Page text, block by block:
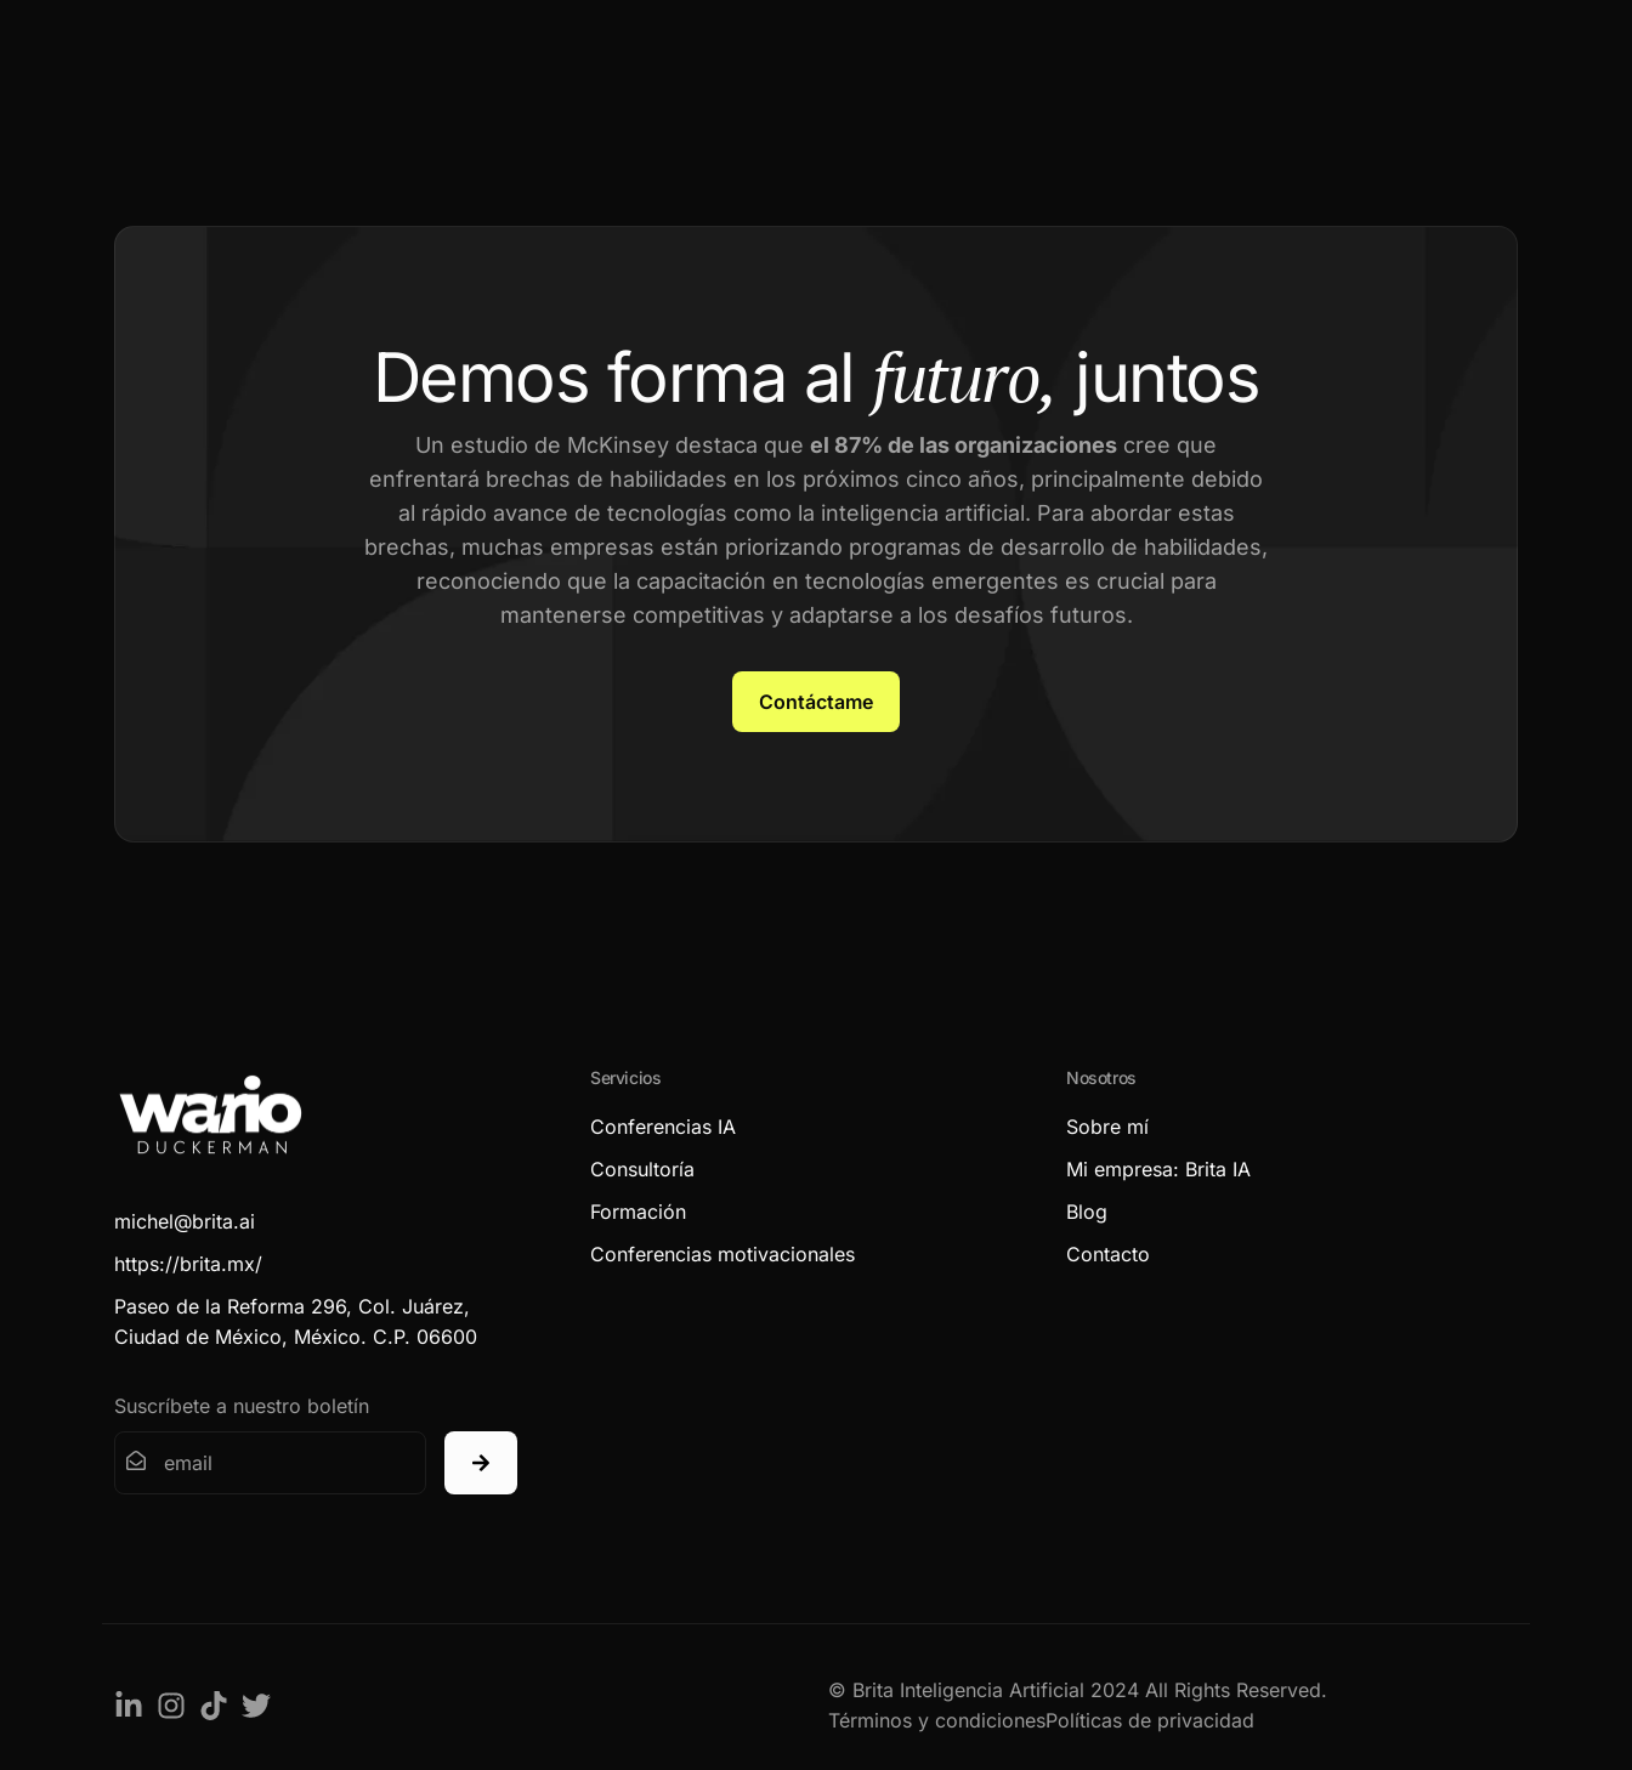
Demos forma al futuro, juntos
Un estudio de McKinsey destaca que el 87% de las organizaciones cree que
enfrentará brechas de habilidades en los próximos cinco años, principalmente debido
al rápido avance de tecnologías como la inteligencia artificial. Para abordar estas
brechas, muchas empresas están priorizando programas de desarrollo de habilidades,
reconociendo que la capacitación en tecnologías emergentes es crucial para
mantenerse competitivas y adaptarse a los desafíos futuros.
Contáctame
michel@brita.ai
https://brita.mx/
Paseo de la Reforma 296, Col. Juárez,
Ciudad de México, México. C.P. 06600
Suscríbete a nuestro boletín
Servicios
Conferencias IA
Consultoría
Formación
Conferencias motivacionales
Nosotros
Sobre mí
Mi empresa: Brita IA
Blog
Contacto
© Brita Inteligencia Artificial 2024 All Rights Reserved.
Términos y condicionesPolíticas de privacidad